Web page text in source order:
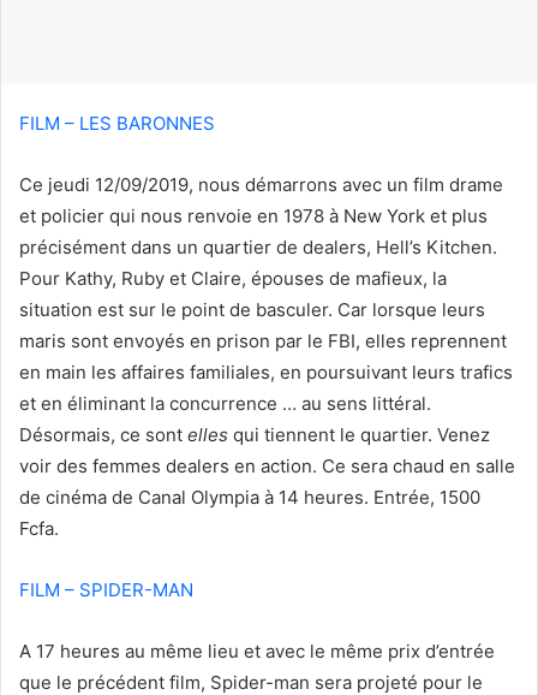
FILM – LES BARONNES
Ce jeudi 12/09/2019, nous démarrons avec un film drame
et policier qui nous renvoie en 1978 à New York et plus
précisément dans un quartier de dealers, Hell’s Kitchen.
Pour Kathy, Ruby et Claire, épouses de mafieux, la
situation est sur le point de basculer. Car lorsque leurs
maris sont envoyés en prison par le FBI, elles reprennent
en main les affaires familiales, en poursuivant leurs trafics
et en éliminant la concurrence … au sens littéral.
Désormais, ce sont elles qui tiennent le quartier. Venez
voir des femmes dealers en action. Ce sera chaud en salle
de cinéma de Canal Olympia à 14 heures. Entrée, 1500
Fcfa.
FILM – SPIDER-MAN
A 17 heures au même lieu et avec le même prix d’entrée
que le précédent film, Spider-man sera projeté pour le